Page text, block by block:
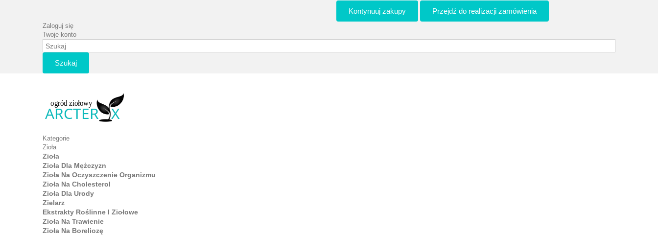
Kontynuuj zakupy Przejdź do realizacji zamówienia
Zaloguj się
Twoje konto
Szukaj
Kategorie
Zioła
Zioła
Zioła Dla Mężczyzn
Zioła Na Oczyszczenie Organizmu
Zioła Na Cholesterol
Zioła Dla Urody
Zielarz
Ekstrakty Roślinne I Ziołowe
Zioła Na Trawienie
Zioła Na Boreliozę